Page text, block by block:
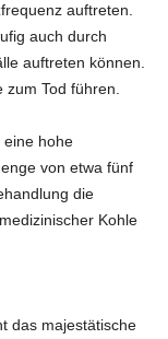
auftreten.
auch durch
auftreten können.
Tod führen.
eine hohe
von etwa fünf
die
Kohle
das majestätische